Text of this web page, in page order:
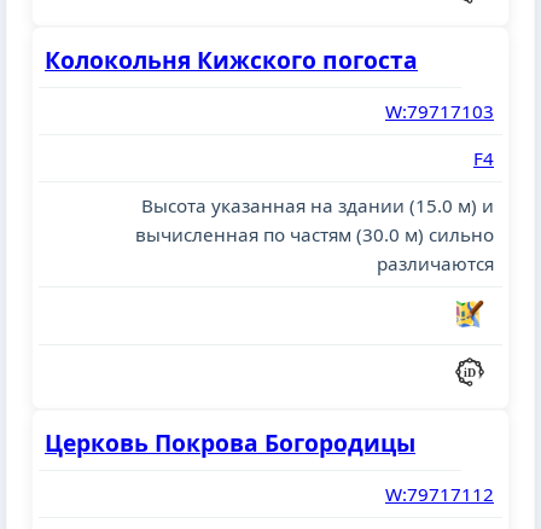
Колокольня Кижского погоста
W:79717103
F4
Высота указанная на здании (15.0 м) и
вычисленная по частям (30.0 м) сильно
различаются
Церковь Покрова Богородицы
W:79717112